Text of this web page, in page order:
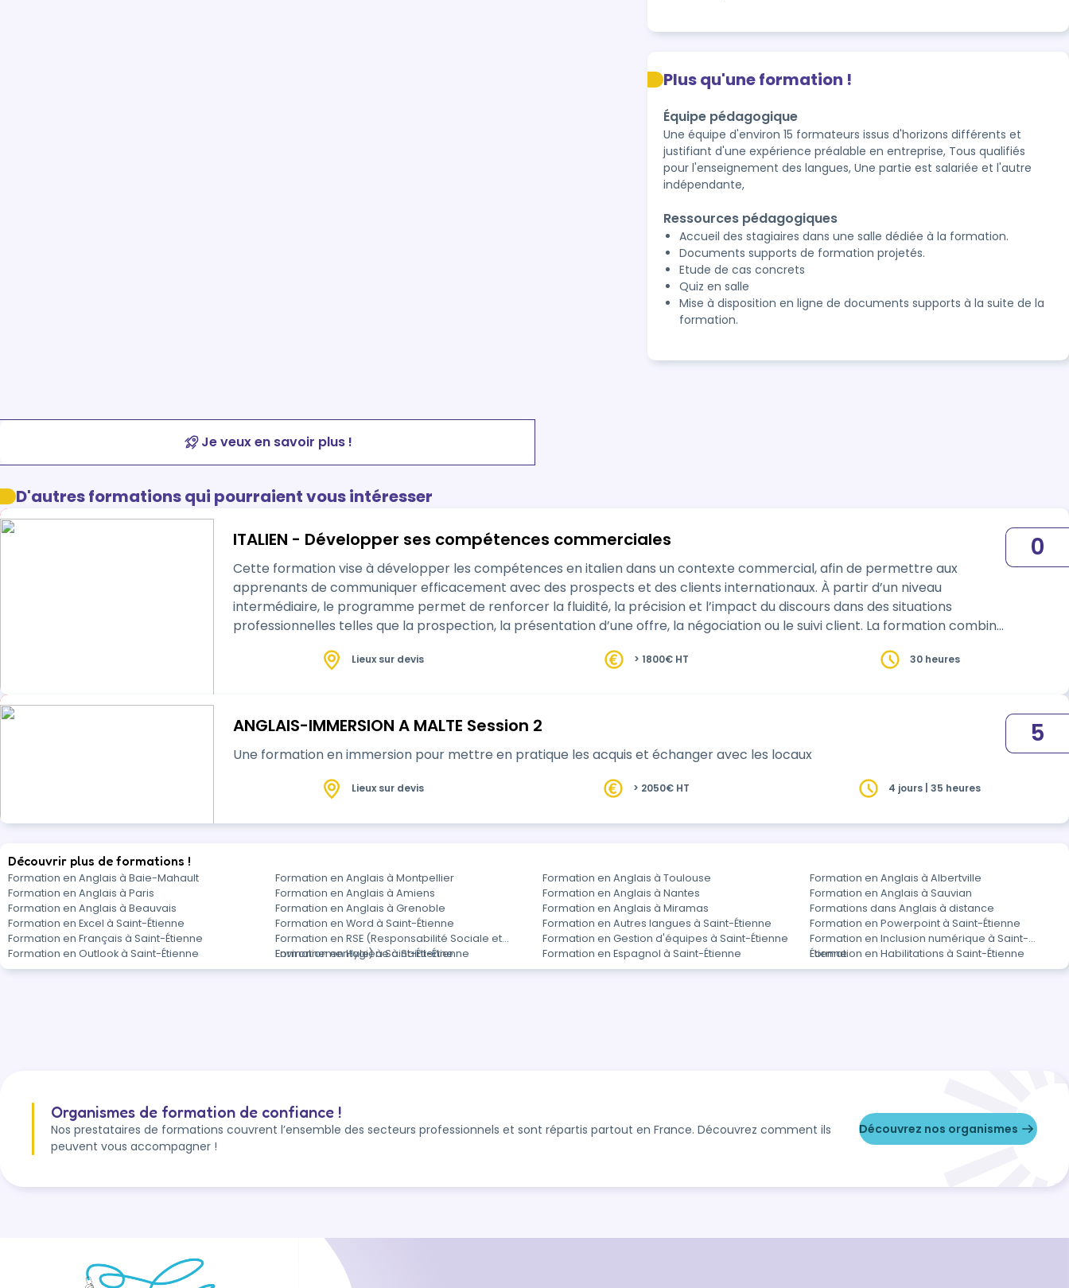
Plus qu'une formation !
Équipe pédagogique
Une équipe d'environ 15 formateurs issus d'horizons différents et
justifiant d'une expérience préalable en entreprise, Tous qualifiés
pour l'enseignement des langues, Une partie est salariée et l'autre
indépendante,
Ressources pédagogiques
Accueil des stagiaires dans une salle dédiée à la formation.
Documents supports de formation projetés.
Etude de cas concrets
Quiz en salle
Mise à disposition en ligne de documents supports à la suite de la
formation.
Je veux en savoir plus !
D'autres formations qui pourraient vous intéresser
ITALIEN - Développer ses compétences commerciales
Cette formation vise à développer les compétences en italien dans un contexte commercial, afin de permettre aux
apprenants de communiquer efficacement avec des prospects et des clients internationaux. À partir d’un niveau
intermédiaire, le programme permet de renforcer la fluidité, la précision et l’impact du discours dans des situations
professionnelles telles que la prospection, la présentation d’une offre, la négociation ou le suivi client. La formation combine
0
Lieux sur devis > 1800€ HT 30 heures
ANGLAIS-IMMERSION A MALTE Session 2
Une formation en immersion pour mettre en pratique les acquis et échanger avec les locaux
5
Lieux sur devis > 2050€ HT 4 jours | 35 heures
Découvrir plus de formations !
Formation en Anglais à Baie-Mahault Formation en Anglais à Montpellier Formation en Anglais à Toulouse
Formation en Anglais à Albertville
Formation en Anglais à Paris
Formation en Anglais à Amiens Formation en Anglais à Nantes
Formation en Anglais à Sauvian
Formation en Anglais à Beauvais
Formation en Anglais à Grenoble Formation en Anglais à Miramas
Formations dans Anglais à distance
Formation en Excel à Saint-Étienne
Formation en Word à Saint-Étienne Formation en Autres langues à Saint-Étienne
Formation en Powerpoint à Saint-Étienne
Formation en Français à Saint-Étienne
Formation en RSE (Responsabilité Sociale et
Environnementale) à Saint-Étienne
Formation en Gestion d'équipes à Saint-Étienne
Formation en Inclusion numérique à Saint-
Étienne
Formation en Outlook à Saint-Étienne Formation en Hygiène à Saint-Étienne Formation en Espagnol à Saint-Étienne Formation en Habilitations à Saint-Étienne
Organismes de formation de confiance !
Nos prestataires de formations couvrent l’ensemble des secteurs professionnels et sont répartis partout en France. Découvrez comment ils
peuvent vous accompagner !
Découvrez nos organismes